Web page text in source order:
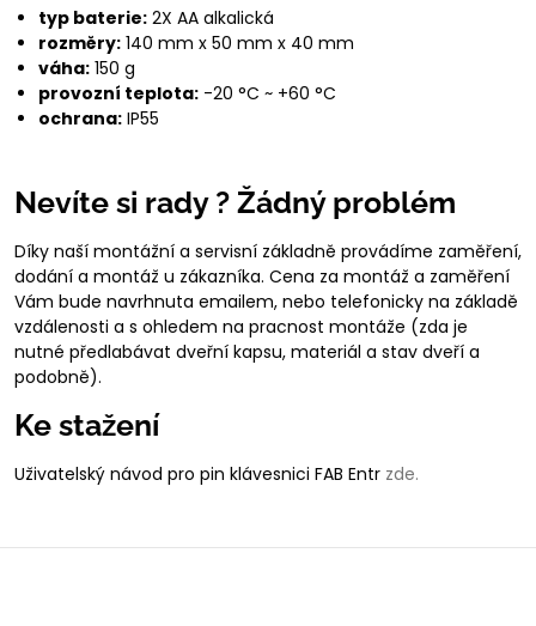
typ baterie: 2X AA alkalická
rozměry: 140 mm x 50 mm x 40 mm
váha: 150 g
provozní teplota: -20 °C ~ +60 °C
ochrana: IP55
Nevíte si rady ? Žádný problém
Díky naší montážní a servisní základně provádíme zaměření,
dodání a montáž u zákazníka. Cena za montáž a zaměření
Vám bude navrhnuta emailem, nebo telefonicky na základě
vzdálenosti a s ohledem na pracnost montáže (zda je
nutné předlabávat dveřní kapsu, materiál a stav dveří a
podobně).
Ke stažení
Uživatelský návod pro pin klávesnici FAB Entr zde.